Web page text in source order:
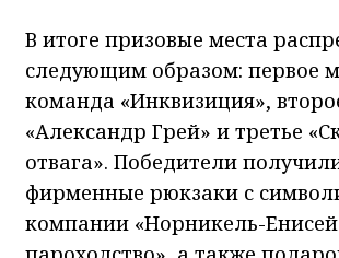
В итоге призовые места
следующим образом: первое
команда «Инквизиция»,
«Александр Грей» и третье
отвага». Победители
фирменные рюкзаки с
компании «Норникель-